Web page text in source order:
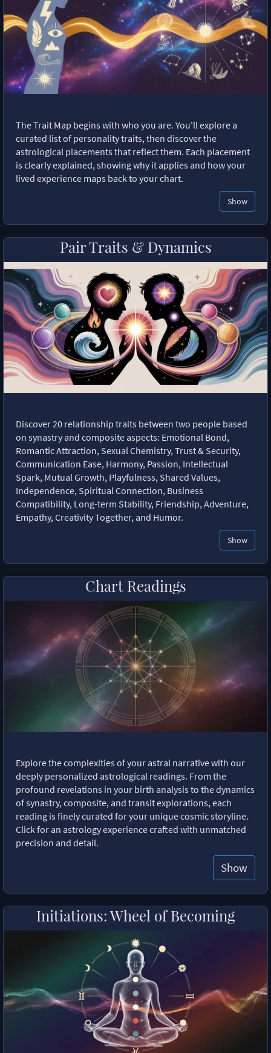
The Trait Map begins with who you are. You'll explore a
curated list of personality traits, then discover the
astrological placements that reflect them. Each placement
is clearly explained, showing why it applies and how your
lived experience maps back to your chart.
Show
Pair Traits & Dynamics
Discover 20 relationship traits between two people based
on synastry and composite aspects: Emotional Bond,
Romantic Attraction, Sexual Chemistry, Trust & Security,
Communication Ease, Harmony, Passion, Intellectual
Spark, Mutual Growth, Playfulness, Shared Values,
Independence, Spiritual Connection, Business
Compatibility, Long-term Stability, Friendship, Adventure,
Empathy, Creativity Together, and Humor.
Show
Chart Readings
Explore the complexities of your astral narrative with our
deeply personalized astrological readings. From the
profound revelations in your birth analysis to the dynamics
of synastry, composite, and transit explorations, each
reading is finely curated for your unique cosmic storyline.
Click for an astrology experience crafted with unmatched
precision and detail.
Show
Initiations: Wheel of Becoming